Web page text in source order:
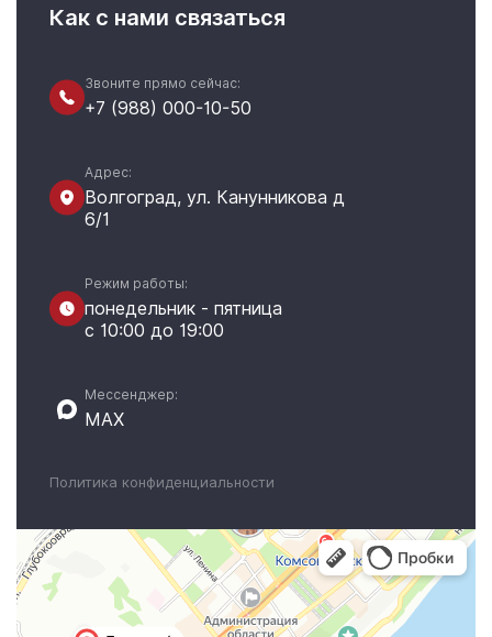
Как с нами связаться
Звоните прямо сейчас:
+7 (988) 000-10-50
Адрес:
Волгоград, ул. Канунникова д
6/1
Режим работы:
понедельник - пятница
с 10:00 до 19:00
Мессенджер:
MAX
Политика конфиденциальности